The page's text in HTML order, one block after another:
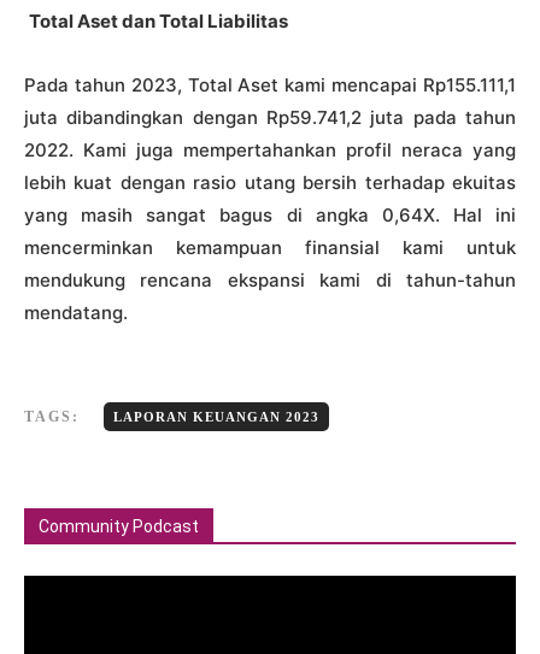
Total Aset dan Total Liabilitas
Pada tahun 2023, Total Aset kami mencapai Rp155.111,1
juta dibandingkan dengan Rp59.741,2 juta pada tahun
2022. Kami juga mempertahankan profil neraca yang
lebih kuat dengan rasio utang bersih terhadap ekuitas
yang masih sangat bagus di angka 0,64X. Hal ini
mencerminkan kemampuan finansial kami untuk
mendukung rencana ekspansi kami di tahun-tahun
mendatang.
TAGS: LAPORAN KEUANGAN 2023
Community Podcast